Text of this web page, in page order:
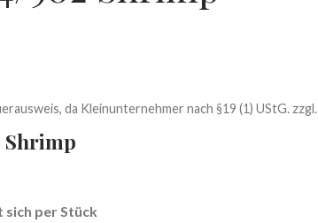
da Kleinunternehmer nach §19 (1) UStG. zzgl.
Shrimp
sich per Stück